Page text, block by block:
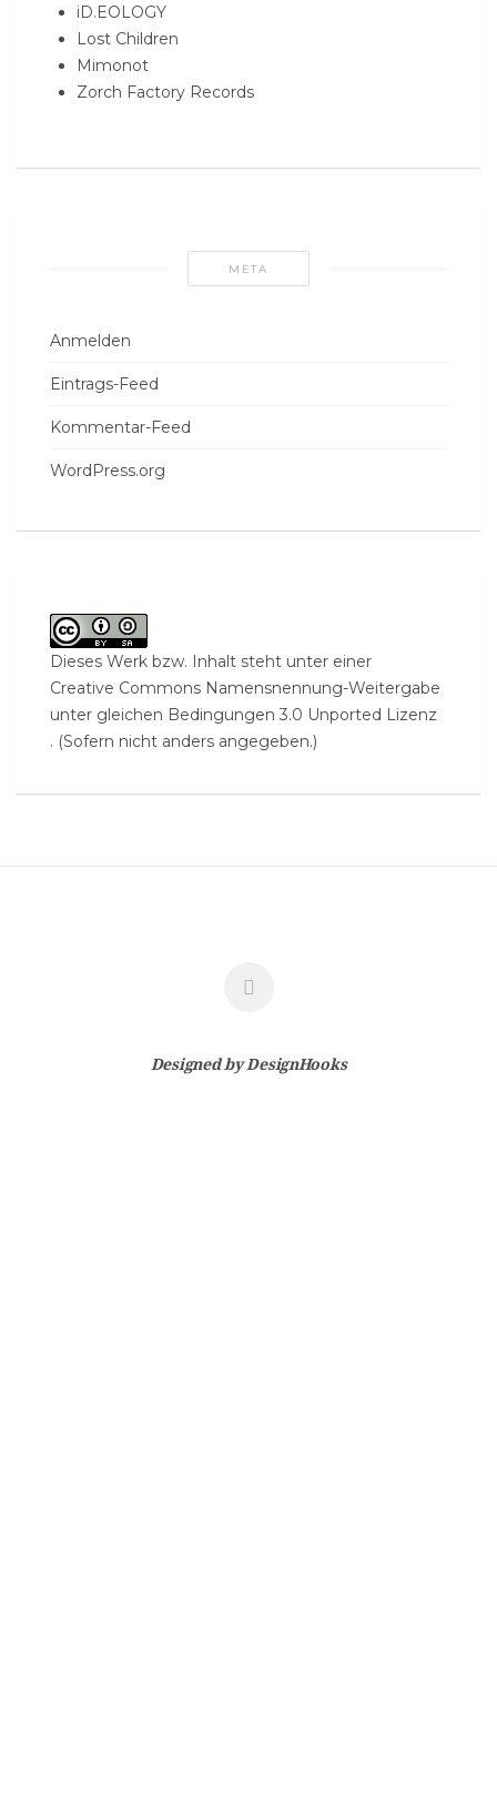
iD.EOLOGY
Lost Children
Mimonot
Zorch Factory Records
META
Anmelden
Eintrags-Feed
Kommentar-Feed
WordPress.org
Dieses Werk bzw. Inhalt steht unter einer
Creative Commons Namensnennung-Weitergabe
unter gleichen Bedingungen 3.0 Unported Lizenz
. (Sofern nicht anders angegeben.)
Designed byDesignHooks